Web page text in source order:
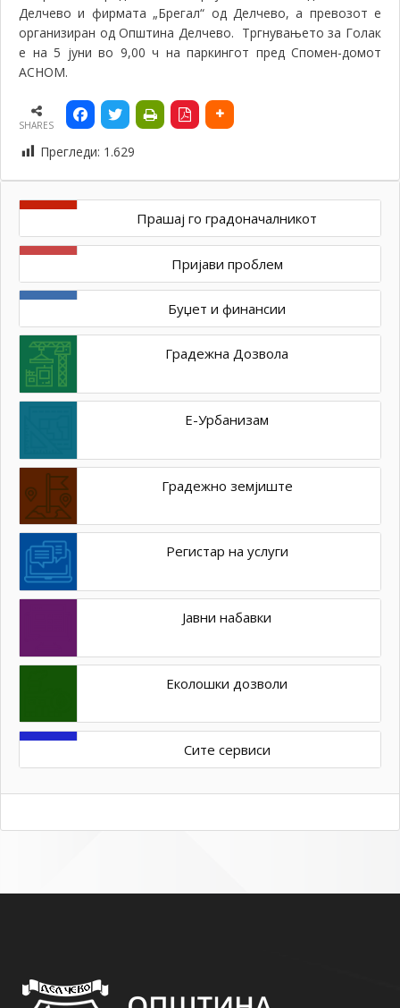
Делчево и фирмата „Брегал“ од Делчево, а превозот е
организиран од Општина Делчево. Тргнувањето за Голак
е на 5 јуни во 9,00 ч на паркингот пред Спомен-домот
АСНОМ.
SHARES
Прегледи: 1.629
Прашај го градоначалникот
Пријави проблем
Буџет и финансии
Градежна Дозвола
Е-Урбанизам
Градежно земјиште
Регистар на услуги
Јавни набавки
Еколошки дозволи
Сите сервиси